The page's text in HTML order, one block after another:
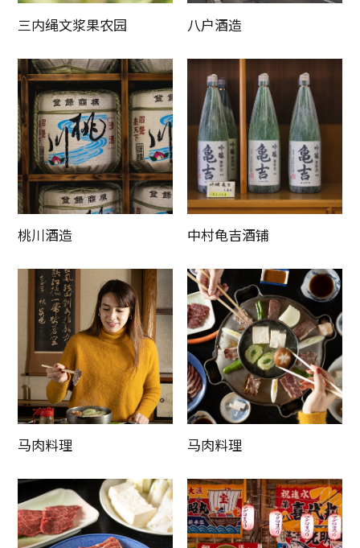
三内绳文浆果农园 八户酒造
桃川酒造 中村龟吉酒铺
马肉料理 马肉料理